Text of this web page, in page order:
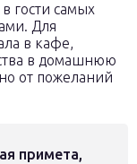
гости самых
Для
в кафе,
в домашнюю
от пожеланий
примета,